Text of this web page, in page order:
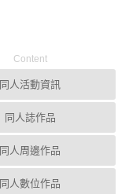
Content
同人活動資訊
同人誌作品
同人周邊作品
同人數位作品